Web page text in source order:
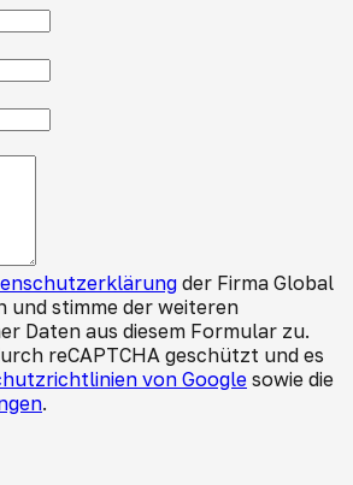
der Firma Global
und stimme der weiteren
Daten aus diesem Formular zu.
reCAPTCHA geschützt und es
von Google sowie die
.